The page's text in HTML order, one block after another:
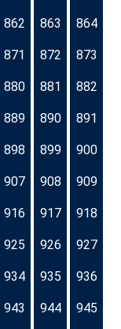
862 863 864
871 872 873
880 881 882
889 890 891
898 899 900
907 908 909
916 917 918
925 926 927
934 935 936
943 944 945